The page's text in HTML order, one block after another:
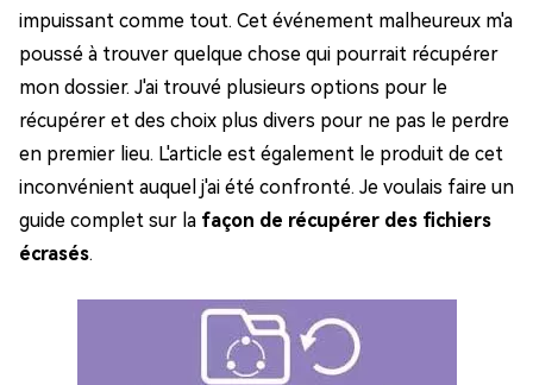
impuissant comme tout. Cet événement malheureux m'a
poussé à trouver quelque chose qui pourrait récupérer
mon dossier. J'ai trouvé plusieurs options pour le
récupérer et des choix plus divers pour ne pas le perdre
en premier lieu. L'article est également le produit de cet
inconvénient auquel j'ai été confronté. Je voulais faire un
guide complet sur la façon de récupérer des fichiers
écrasés.